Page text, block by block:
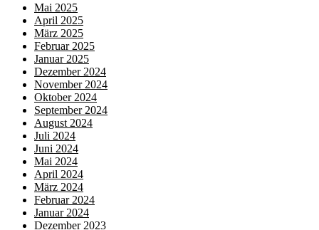
Mai 2025
April 2025
März 2025
Februar 2025
Januar 2025
Dezember 2024
November 2024
Oktober 2024
September 2024
August 2024
Juli 2024
Juni 2024
Mai 2024
April 2024
März 2024
Februar 2024
Januar 2024
Dezember 2023